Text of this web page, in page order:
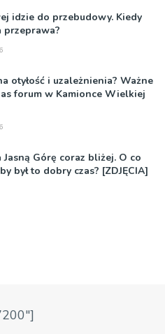
idzie do przebudowy. Kiedy
przeprawa?
otyłość i uzależnienia? Ważne
forum w Kamionce Wielkiej
Górę coraz bliżej. O co
był to dobry czas? [ZDJĘCIA]